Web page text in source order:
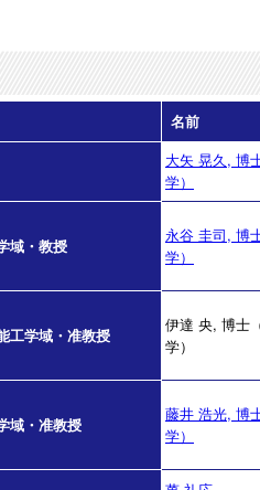
名前
大矢 晃久, 博
学）
域・教授
永谷 圭司, 博
学）
工学域・准教授
伊達 央, 博士
学）
域・准教授
藤井 浩光, 博
学）